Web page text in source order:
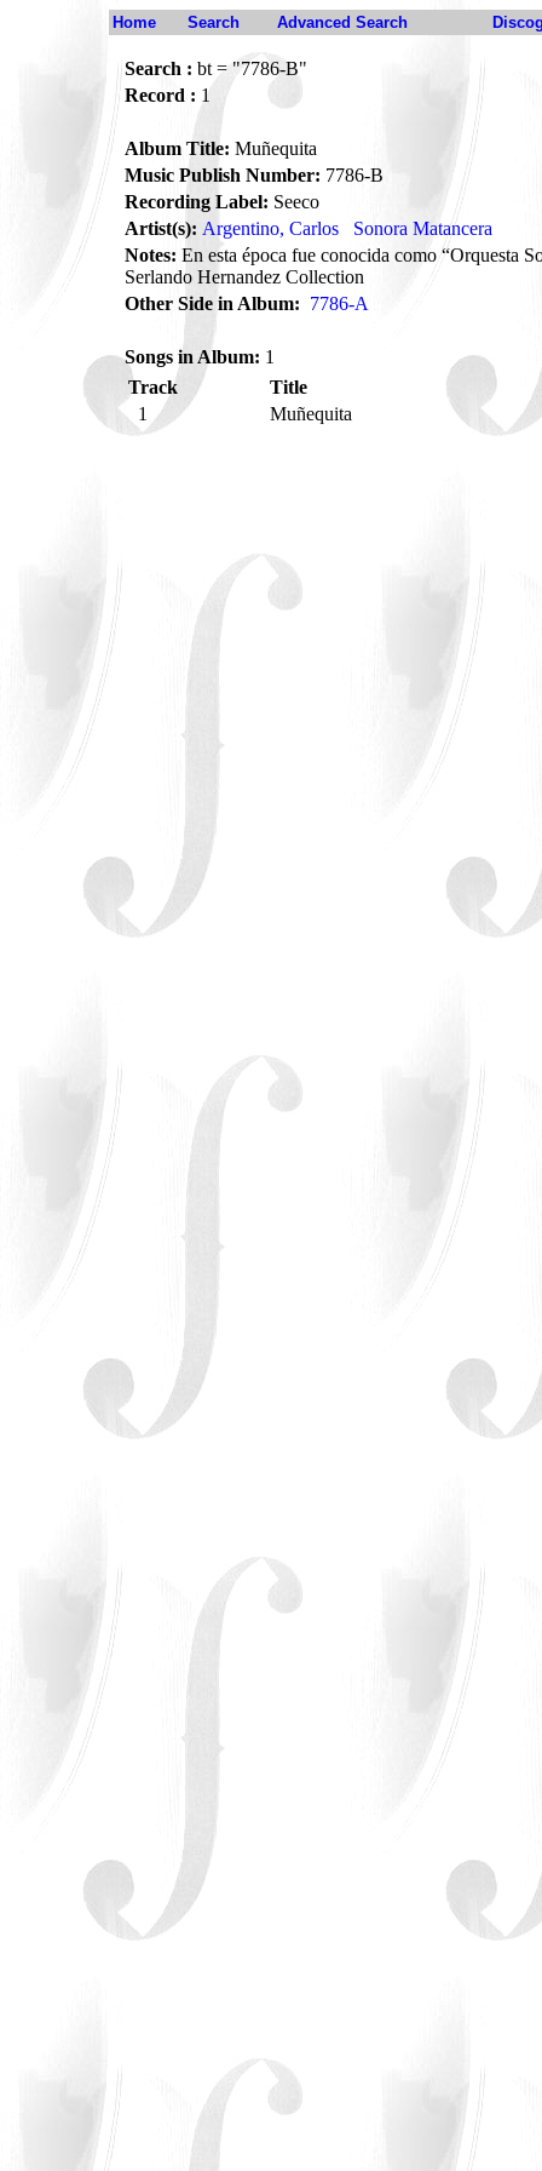
Home Search Advanced Search
Search : bt = "7786-B"
Record : 1
Album Title: Muñequita
Music Publish Number: 7786-B
Recording Label: Seeco
Artist(s): Argentino, Carlos
Sonora Matancera
Notes: En esta época fue conocida como “Orquesta
Serlando Hernandez Collection
Other Side in Album: 7786-A
Songs in Album: 1
Track
Title
1
Muñequita